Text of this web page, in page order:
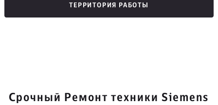
ТЕРРИТОРИЯ РАБОТЫ
Срочный Ремонт техники Siemens